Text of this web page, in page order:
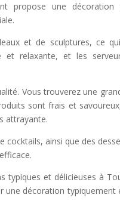
propose une décoration
et de sculptures, ce
et relaxante, et les
Vous trouverez une
sont frais et
attrayante.
ainsi que des
typiques et délicieuses à
une décoration